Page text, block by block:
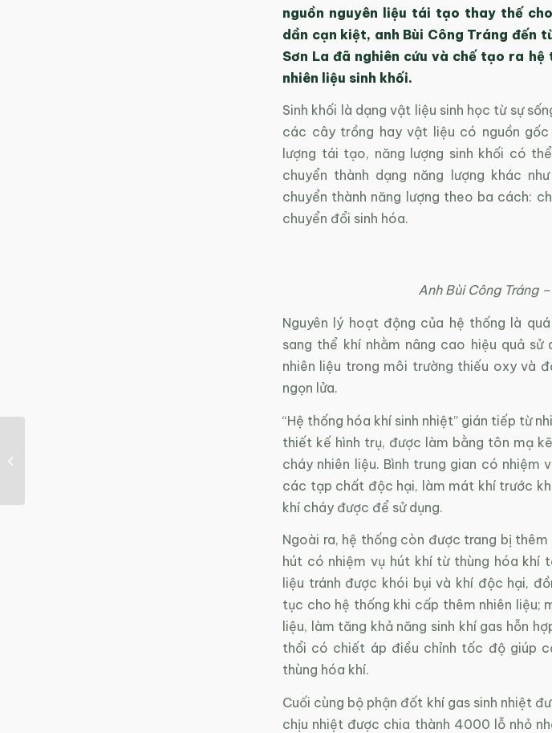
nguồn nguyên liệu tái tạo thay thế
dần cạn kiệt, anh Bùi Công Tráng đến
Sơn La đã nghiên cứu và chế tạo ra
nhiên liệu sinh khối.
Sinh khối là dạng vật liệu sinh học từ sự
các cây trồng hay vật liệu có nguồn
lượng tái tạo, năng lượng sinh khối có
chuyển thành dạng năng lượng khác
chuyển thành năng lượng theo ba cách:
chuyển đổi sinh hóa.
Anh Bùi Công Tráng
Nguyên lý hoạt động của hệ thống là
sang thể khí nhằm nâng cao hiệu quả
nhiên liệu trong môi trường thiếu oxy và
ngọn lửa.
“Hệ thống hóa khí sinh nhiệt” gián tiếp từ
thiết kế hình trụ, được làm bằng tôn mạ
cháy nhiên liệu. Bình trung gian có nhiệm
các tạp chất độc hại, làm mát khí trước
khí cháy được để sử dụng.
Ngoài ra, hệ thống còn được trang bị
hút có nhiệm vụ hút khí từ thùng hóa khí
liệu tránh được khói bụi và khí độc hại,
tục cho hệ thống khi cấp thêm nhiên liệu;
liệu, làm tăng khả năng sinh khí gas hỗn
thổi có chiết áp điều chỉnh tốc độ giúp
thùng hóa khí.
Cuối cùng bộ phận đốt khí gas sinh nhiệt
chịu nhiệt được chia thành 4000 lỗ nhỏ